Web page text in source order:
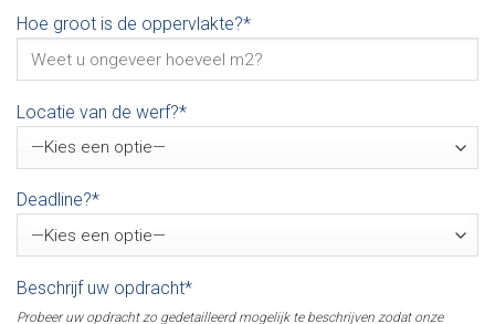
Hoe groot is de oppervlakte?*
Locatie van de werf?*
Deadline?*
Beschrijf uw opdracht*
Probeer uw opdracht zo gedetailleerd mogelijk te beschrijven zodat onze